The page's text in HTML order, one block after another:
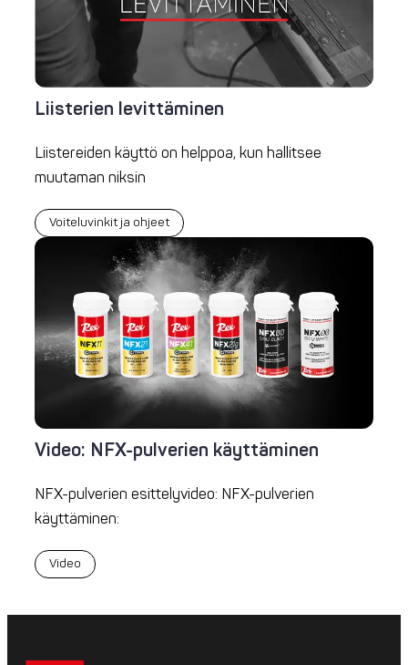
Liisterien levittäminen
Liistereiden käyttö on helppoa, kun hallitsee
muutaman niksin
Voiteluvinkit ja ohjeet
Video: NFX-pulverien käyttäminen
NFX-pulverien esittelyvideo: NFX-pulverien
käyttäminen:
Video